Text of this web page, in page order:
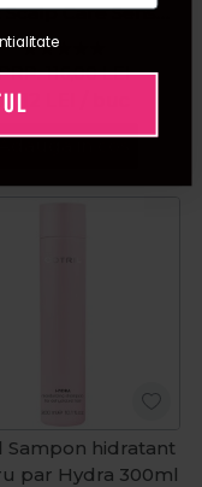
Care Sense
250ml
116,00LEI
in cos
Sampon hidratant
par Hydra 300ml